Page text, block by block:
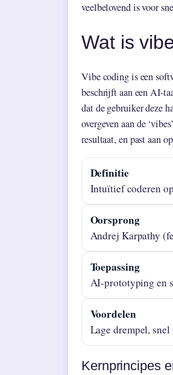
veelbelovend is voor
Wat is
Vibe coding is een
beschrijft aan een AI-
dat de gebruiker deze
overgeven aan de
resultaat, en past aan
Definitie
Intuïtief coderen
Oorsprong
Andrej Karpathy
Toepassing
AI-prototyping en
Voordelen
Lage drempel,
Kernprincipes